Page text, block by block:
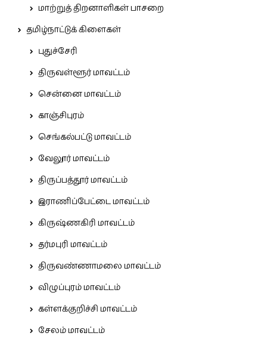
மாற்றுத் திறனாளிகள் பாசறை
தமிழ்நாட்டுக் கிளைகள்
புதுச்சேரி
திருவள்ளூர் மாவட்டம்
சென்னை மாவட்டம்
காஞ்சிபுரம்
செங்கல்பட்டு மாவட்டம்
வேலூர் மாவட்டம்
திருப்பத்தூர் மாவட்டம்
இராணிப்பேட்டை மாவட்டம்
கிருஷ்ணகிரி மாவட்டம்
தர்மபுரி மாவட்டம்
திருவண்ணாமலை மாவட்டம்
விழுப்புரம் மாவட்டம்
கள்ளக்குறிச்சி மாவட்டம்
சேலம் மாவட்டம்